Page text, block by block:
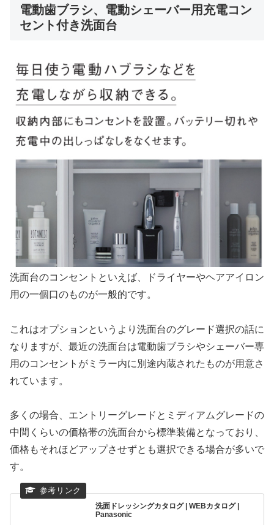
電動歯ブラシ、電動シェーバー用充電コン
セント付き洗面台
洗面台のコンセントといえば、ドライヤーやヘアアイロン
用の一個口のものが一般的です。
これはオプションというより洗面台のグレード選択の話に
なりますが、最近の洗面台は電動歯ブラシやシェーバー専
用のコンセントがミラー内に別途内蔵されたものが用意さ
れています。
多くの場合、エントリーグレードとミディアムグレードの
中間くらいの価格帯の洗面台から標準装備となっており、
価格もそれほどアップさせずとも選択できる場合が多いで
す。
洗面ドレッシングカタログ | WEBカタログ |
Panasonic